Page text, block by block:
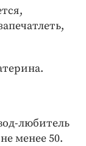
любитель
менее 50.